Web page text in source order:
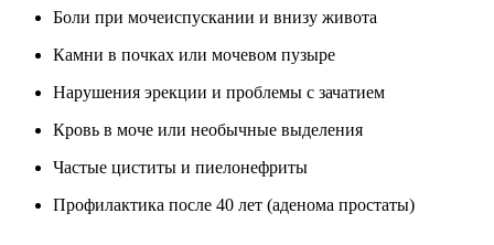
Боли при мочеиспускании и внизу живота
Камни в почках или мочевом пузыре
Нарушения эрекции и проблемы с зачатием
Кровь в моче или необычные выделения
Частые циститы и пиелонефриты
Профилактика после 40 лет (аденома простаты)